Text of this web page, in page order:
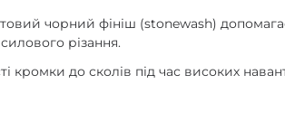
чорний фініш (stonewash)
різання.
кромки до сколів під час високих